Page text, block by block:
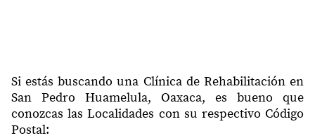
Si estás buscando una Clínica de Rehabilitación en
San Pedro Huamelula, Oaxaca, es bueno que
conozcas las Localidades con su respectivo Código
Postal: